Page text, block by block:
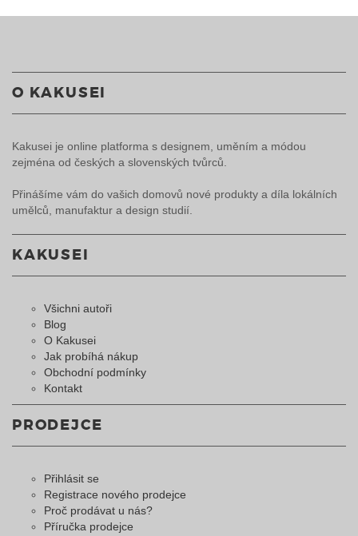
O KAKUSEI
Kakusei je online platforma s designem, uměním a módou
zejména od českých a slovenských tvůrců.
Přinášíme vám do vašich domovů nové produkty a díla lokálních
umělců, manufaktur a design studií.
KAKUSEI
Všichni autoři
Blog
O Kakusei
Jak probíhá nákup
Obchodní podmínky
Kontakt
PRODEJCE
Přihlásit se
Registrace nového prodejce
Proč prodávat u nás?
Příručka prodejce